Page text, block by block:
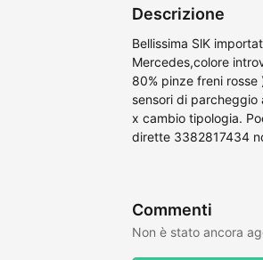
Descrizione
Bellissima SlK
Mercedes,colore
80% pinze freni
sensori di parcheggio
x cambio tipologia.
dirette 3382817434
Commenti
Non è stato ancora